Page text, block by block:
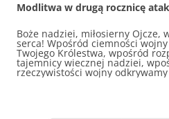
Modlitwa w drugą rocznicę
Boże nadziei, miłosierny Ojcze,
serca! Wpośród ciemności
Twojego Królestwa, wpośród
tajemnicy wiecznej nadziei,
rzeczywistości wojny